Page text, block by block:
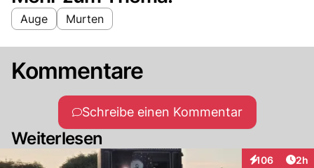
Auge Murten
Kommentare
Schreibe einen Kommentar
Weiterlesen
106
Interaktionen
2h